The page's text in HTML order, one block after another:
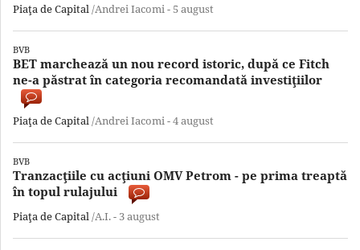
Piaţa de Capital/Andrei Iacomi - 5 august
BVB
BET marchează un nou record istoric, după ce Fitch
ne-a păstrat în categoria recomandată investiţiilor
Piaţa de Capital/Andrei Iacomi -4 august
BVB
Tranzacţiile cu acţiuni OMV Petrom - pe prima treaptă
în topul rulajului
Piaţa de Capital/A.I. - 3 august